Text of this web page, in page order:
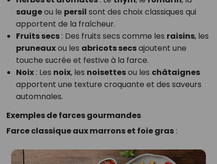
saugeou le persil sont des choix classiques qui
apportent de la fraîcheur.
Fruits secs: Des fruits secs comme les raisins, les
pruneauxou les abricots secsajoutent une
touche sucrée et festive à la farce.
Noix: Les noix, les noisettesou les châtaignes
apportent une texture croquante et des saveurs
automnales.
Exemples de farces gourmandes
Farce classique aux marrons et foie gras: